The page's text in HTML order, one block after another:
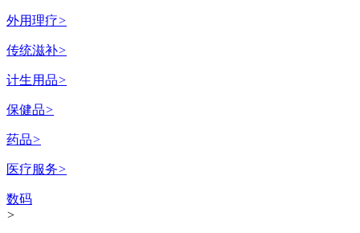
外用理疗>
传统滋补>
计生用品>
保健品>
药品>
医疗服务>
数码
>